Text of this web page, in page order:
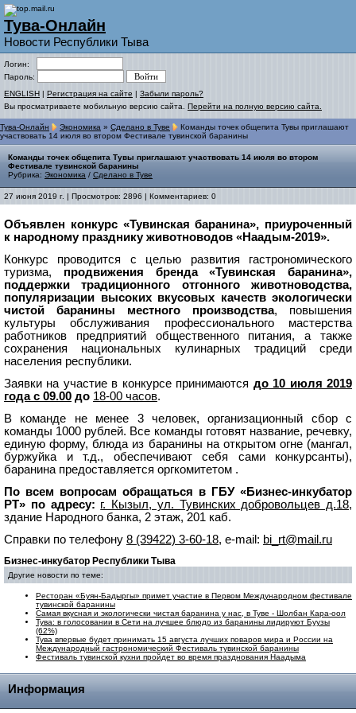
Тува-Онлайн
Новости Республики Тыва
Логин:
Пароль:
ENGLISH | Регистрация на сайте | Забыли пароль?
Вы просматриваете мобильную версию сайта. Перейти на полную версию сайта.
Тува-Онлайн Экономика » Сделано в Туве
Команды точек общепита Тувы приглашают
участвовать 14 июля во втором Фестивале тувинской баранины
Команды точек общепита Тувы приглашают участвовать 14 июля во втором
Фестивале тувинской баранины
Рубрика: Экономика / Сделано в Туве
27 июня 2019 г. | Просмотров: 2896 | Комментариев: 0
Объявлен конкурс «Тувинская баранина», приуроченный
к народному празднику животноводов «Наадым-2019».
Конкурс проводится с целью развития гастрономического
туризма, продвижения бренда «Тувинская баранина»,
поддержки традиционного отгонного животноводства,
популяризации высоких вкусовых качеств экологически
чистой баранины местного производства, повышения
культуры обслуживания профессионального мастерства
работников предприятий общественного питания, а также
сохранения национальных кулинарных традиций среди
населения республики.
Заявки на участие в конкурсе принимаются до 10 июля 2019
года с 09.00 до 18-00 часов.
В команде не менее 3 человек, организационный сбор с
команды 1000 рублей. Все команды готовят название, речевку,
единую форму, блюда из баранины на открытом огне (мангал,
буржуйка и т.д., обеспечивают себя сами конкурсанты),
баранина предоставляется оргкомитетом .
По всем вопросам обращаться в ГБУ «Бизнес-инкубатор
РТ» по адресу: г. Кызыл, ул. Тувинских добровольцев д.18,
здание Народного банка, 2 этаж, 201 каб.
Справки по телефону 8 (39422) 3-60-18, e-mail: bi_rt@mail.ru
Бизнес-инкубатор Республики Тыва
Другие новости по теме:
Ресторан «Буян-Бадыргы» примет участие в Первом Международном фестивале
тувинской баранины
Cамая вкусная и экологически чистая баранина у нас, в Туве - Шолбан Кара-оол
Тува: в голосовании в Сети на лучшее блюдо из баранины лидируют Буузы
(62%)
Тува впервые будет принимать 15 августа лучших поваров мира и России на
Международный гастрономический Фестиваль тувинской баранины
Фестиваль тувинской кухни пройдет во время празднования Наадыма
Информация